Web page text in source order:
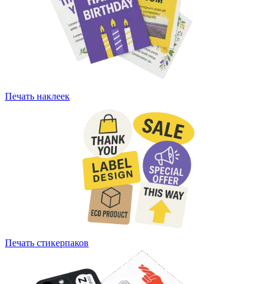
Печать наклеек
Печать стикерпаков